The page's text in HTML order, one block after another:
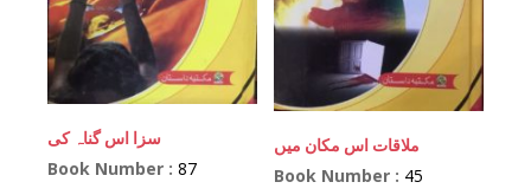
سزا اس گناہ کی
Book Number : 87
ملاقات اس مکان میں
Book Number : 45